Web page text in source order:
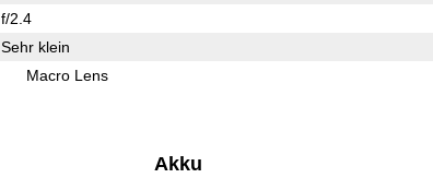
f/2.4
Sehr klein
Macro Lens
Akku